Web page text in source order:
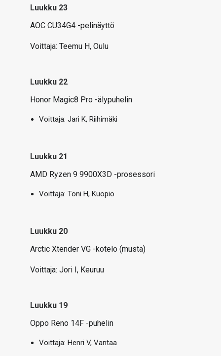
Luukku 23
AOC CU34G4 -pelinäyttö
Voittaja: Teemu H, Oulu
Luukku 22
Honor Magic8 Pro -älypuhelin
Voittaja: Jari K, Riihimäki
Luukku 21
AMD Ryzen 9 9900X3D -prosessori
Voittaja: Toni H, Kuopio
Luukku 20
Arctic Xtender VG -kotelo (musta)
Voittaja: Jori I, Keuruu
Luukku 19
Oppo Reno 14F -puhelin
Voittaja: Henri V, Vantaa